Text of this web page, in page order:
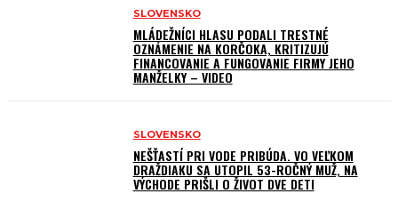
SLOVENSKO
MLÁDEŽNÍCI HLASU PODALI TRESTNÉ
OZNÁMENIE NA KORČOKA, KRITIZUJÚ
FINANCOVANIE A FUNGOVANIE FIRMY JEHO
MANŽELKY – VIDEO
SLOVENSKO
NEŠŤASTÍ PRI VODE PRIBÚDA. VO VEĽKOM
DRAŽDIAKU SA UTOPIL 53-ROČNÝ MUŽ, NA
VÝCHODE PRIŠLI O ŽIVOT DVE DETI